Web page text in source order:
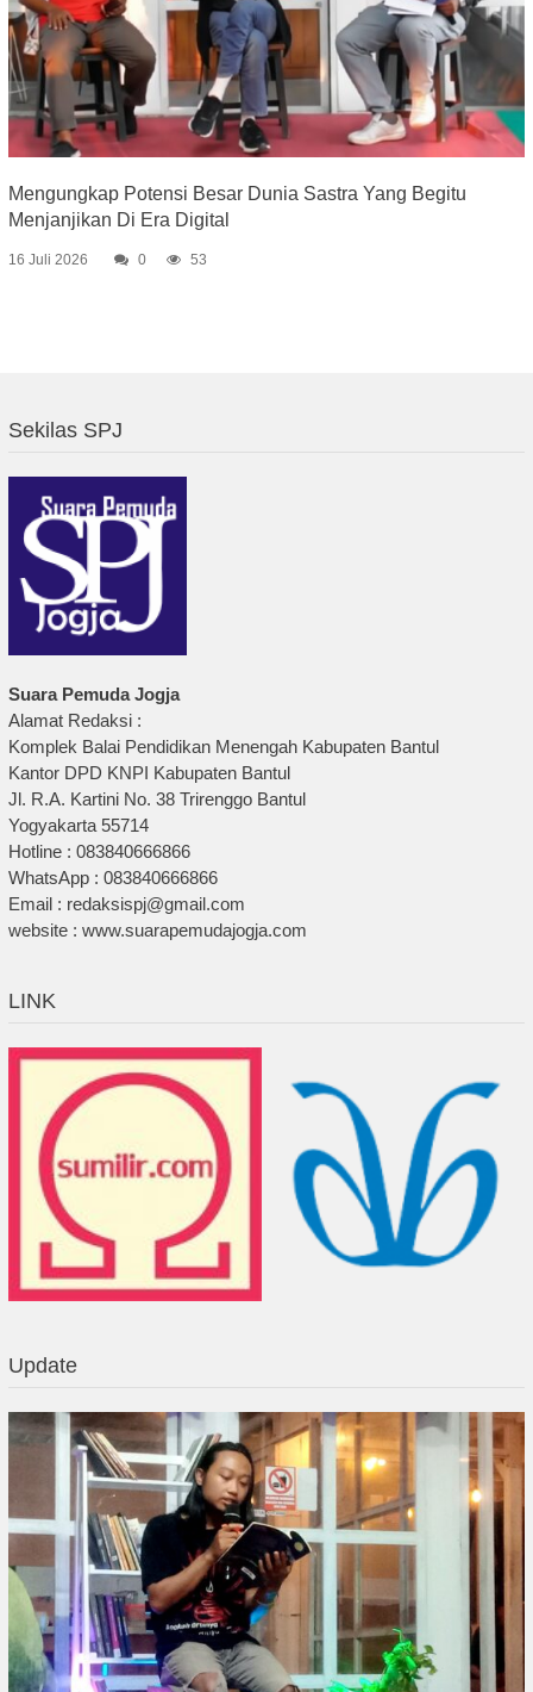
Mengungkap Potensi Besar Dunia Sastra Yang Begitu
Menjanjikan Di Era Digital
16 Juli 2026 0 53
Sekilas SPJ
Suara Pemuda Jogja
Alamat Redaksi :
Komplek Balai Pendidikan Menengah Kabupaten Bantul
Kantor DPD KNPI Kabupaten Bantul
Jl. R.A. Kartini No. 38 Trirenggo Bantul
Yogyakarta 55714
Hotline : 083840666866
WhatsApp : 083840666866
Email : redaksispj@gmail.com
website : www.suarapemudajogja.com
LINK
Update